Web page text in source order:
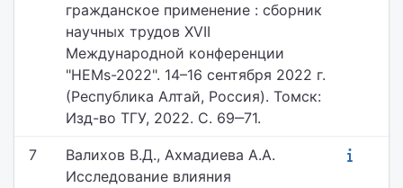
гражданское применение : сборник
научных трудов XVII
Международной конференции
"HEMs-2022". 14–16 сентября 2022 г.
(Республика Алтай, Россия). Томск:
Изд-во ТГУ, 2022. С. 69‒71.
7
Валихов В.Д., Ахмадиева А.А.
Исследование влияния